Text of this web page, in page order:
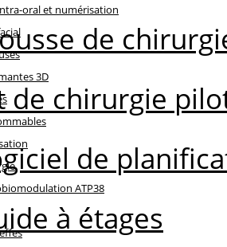
oral et numérisation
3D
ATP38
de
de chirurgie
de
à étages